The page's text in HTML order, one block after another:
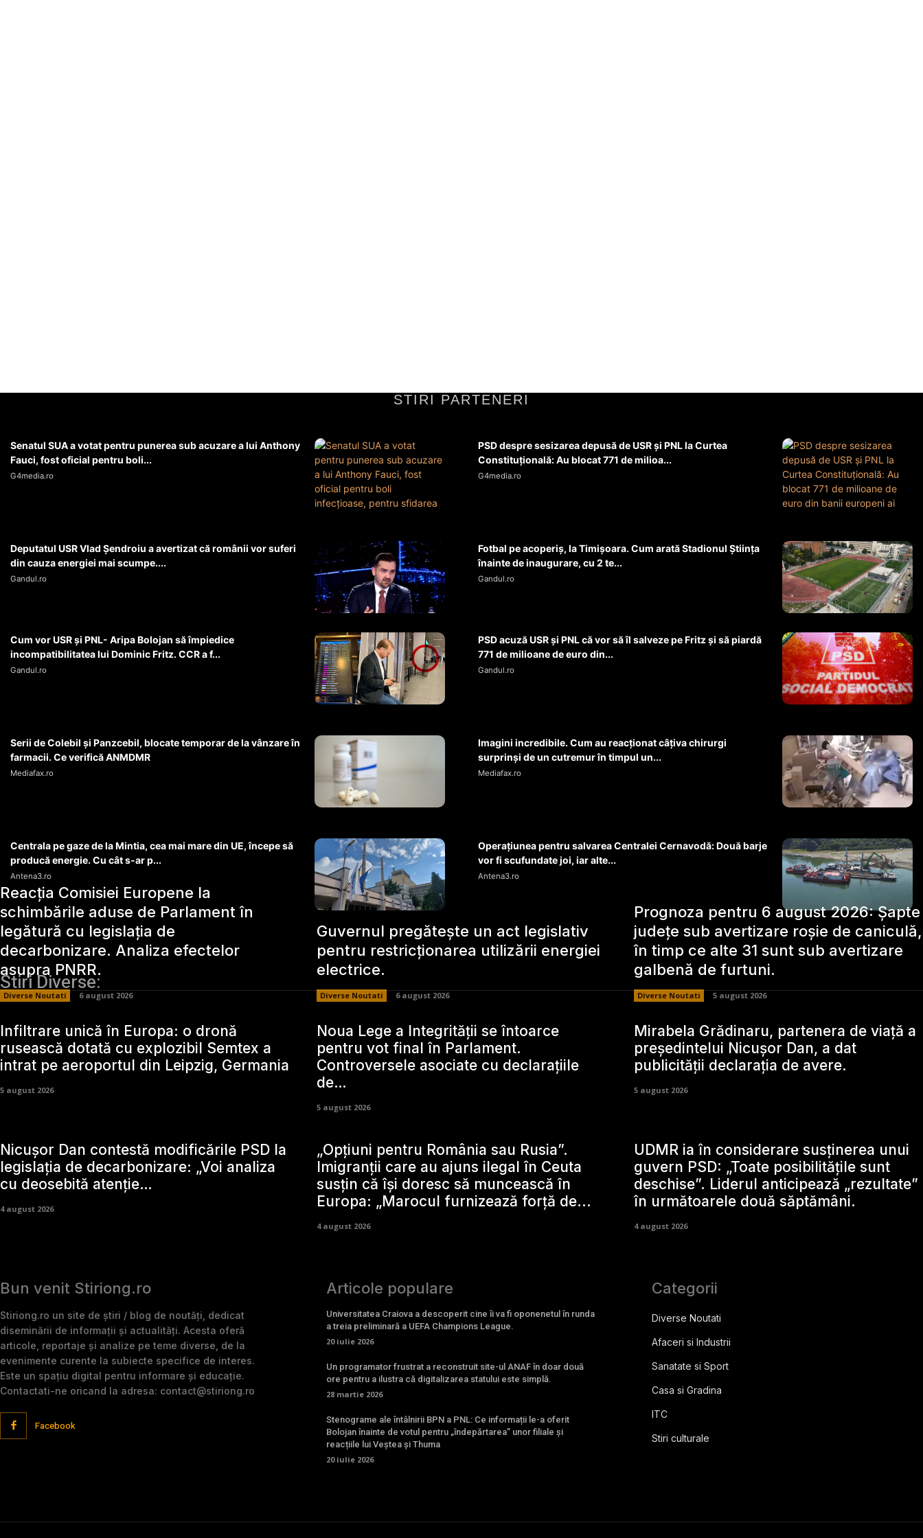
STIRI PARTENERI
Senatul SUA a votat pentru punerea sub acuzare a lui Anthony
Fauci, fost oficial pentru boli...
G4media.ro
PSD despre sesizarea depusă de USR și PNL la Curtea
Constituțională: Au blocat 771 de milioa...
G4media.ro
Deputatul USR Vlad Șendroiu a avertizat că românii vor suferi
din cauza energiei mai scumpe....
Gandul.ro
Fotbal pe acoperiș, la Timișoara. Cum arată Stadionul Știința
înainte de inaugurare, cu 2 te...
Gandul.ro
Cum vor USR şi PNL- Aripa Bolojan să împiedice
incompatibilitatea lui Dominic Fritz. CCR a f...
Gandul.ro
PSD acuză USR și PNL că vor să îl salveze pe Fritz și să piardă
771 de milioane de euro din...
Gandul.ro
Serii de Colebil și Panzcebil, blocate temporar de la vânzare în
farmacii. Ce verifică ANMDMR
Mediafax.ro
Imagini incredibile. Cum au reacționat câțiva chirurgi
surprinși de un cutremur în timpul un...
Mediafax.ro
Centrala pe gaze de la Mintia, cea mai mare din UE, începe să
producă energie. Cu cât s-ar p...
Antena3.ro
Operaţiunea pentru salvarea Centralei Cernavodă: Două barje
vor fi scufundate joi, iar alte...
Antena3.ro
Stiri Diverse:
Reacția Comisiei Europene la
schimbările aduse de Parlament în
legătură cu legislația de
decarbonizare. Analiza efectelor
asupra PNRR.
Diverse Noutati 6 august 2026
Guvernul pregătește un act legislativ
pentru restricționarea utilizării energiei
electrice.
Diverse Noutati 6 august 2026
Prognoza pentru 6 august 2026: Șapte
județe sub avertizare roșie de caniculă,
în timp ce alte 31 sunt sub avertizare
galbenă de furtuni.
Diverse Noutati 5 august 2026
Infiltrare unică în Europa: o dronă
rusească dotată cu explozibil Semtex a
intrat pe aeroportul din Leipzig, Germania
5 august 2026
Noua Lege a Integrității se întoarce
pentru vot final în Parlament.
Controversele asociate cu declarațiile
de…
5 august 2026
Mirabela Grădinaru, partenera de viață a
președintelui Nicușor Dan, a dat
publicității declarația de avere.
5 august 2026
Nicușor Dan contestă modificările PSD la
legislația de decarbonizare: „Voi analiza
cu deosebită atenție…
4 august 2026
„Opțiuni pentru România sau Rusia”.
Imigranții care au ajuns ilegal în Ceuta
susțin că își doresc să muncească în
Europa: „Marocul furnizează forță de...
4 august 2026
UDMR ia în considerare susținerea unui
guvern PSD: „Toate posibilitățile sunt
deschise”. Liderul anticipează „rezultate”
în următoarele două săptămâni.
4 august 2026
Bun venit Stiriong.ro
Stiriong.ro un site de știri / blog de noutăți, dedicat
diseminării de informații și actualități. Acesta oferă
articole, reportaje și analize pe teme diverse, de la
evenimente curente la subiecte specifice de interes.
Este un spațiu digital pentru informare și educație.
Contactati-ne oricand la adresa: contact@stiriong.ro
Facebook
Articole populare
Universitatea Craiova a descoperit cine îi va fi oponenetul în runda
a treia preliminară a UEFA Champions League.
20 iulie 2026
Un programator frustrat a reconstruit site-ul ANAF în doar două
ore pentru a ilustra că digitalizarea statului este simplă.
28 martie 2026
Stenograme ale întâlnirii BPN a PNL: Ce informații le-a oferit
Bolojan înainte de votul pentru „îndepărtarea” unor filiale și
reacțiile lui Veștea și Thuma
20 iulie 2026
Categorii
Diverse Noutati
Afaceri si Industrii
Sanatate si Sport
Casa si Gradina
ITC
Stiri culturale